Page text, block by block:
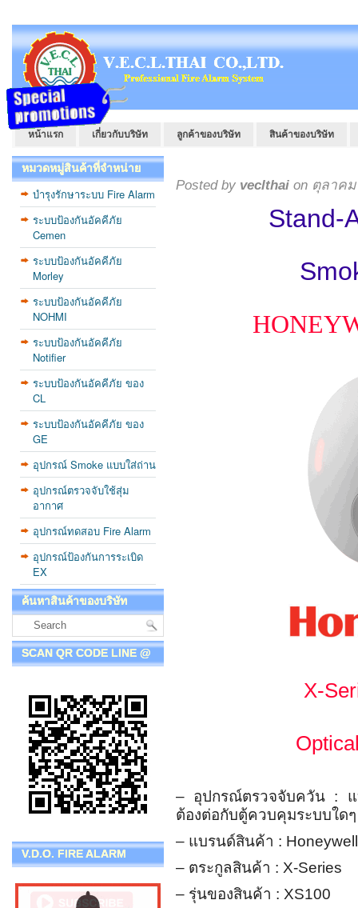
หน้าแรก เกี่ยวกับบริษัท ลูกค้าของบริษัท สินค้าของบริษัท
หมวดหมู่สินค้าที่จำหน่าย
บำรุงรักษาระบบ Fire Alarm
ระบบป้องกันอัคคีภัย
Cemen
ระบบป้องกันอัคคีภัย
Morley
ระบบป้องกันอัคคีภัย
NOHMI
ระบบป้องกันอัคคีภัย
Notifier
ระบบป้องกันอัคคีภัย ของ
CL
ระบบป้องกันอัคคีภัย ของ
GE
อุปกรณ์ Smoke แบบใส่ถ่าน
อุปกรณ์ตรวจจับใช้สุ่ม
อากาศ
อุปกรณ์ทดสอบ Fire Alarm
อุปกรณ์ป้องกันการระเบิด
EX
ค้นหาสินค้าของบริษัท
SCAN QR CODE LINE @
V.D.O. FIRE ALARM
Posted by veclthai on ตุลาคม
Stand-
X-
– อุปกรณ์ตรวจจับควัน :
ต้องต่อกับตู้ควบคุมระบบใดๆ
– แบรนด์สินค้า : Honeywell
– ตระกูลสินค้า : X-Series
– รุ่นของสินค้า : XS100